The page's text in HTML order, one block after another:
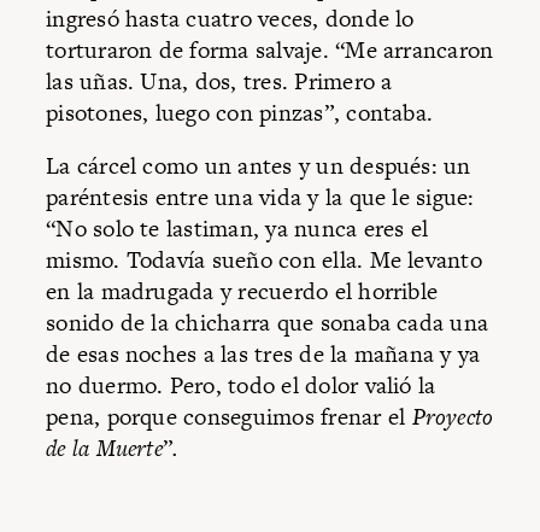
ingresó hasta cuatro veces, donde lo
torturaron de forma salvaje. “Me arrancaron
las uñas. Una, dos, tres. Primero a
pisotones, luego con pinzas”, contaba.
La cárcel como un antes y un después: un
paréntesis entre una vida y la que le sigue:
“No solo te lastiman, ya nunca eres el
mismo. Todavía sueño con ella. Me levanto
en la madrugada y recuerdo el horrible
sonido de la chicharra que sonaba cada una
de esas noches a las tres de la mañana y ya
no duermo. Pero, todo el dolor valió la
pena, porque conseguimos frenar el Proyecto
de la Muerte”.